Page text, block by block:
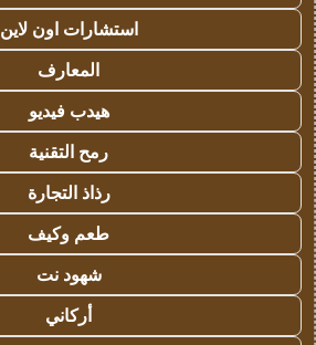
استشارات اون لاين
المعارف
هيدب فيديو
رمح التقنية
رذاذ التجارة
طعم وكيف
شهود نت
أركاني